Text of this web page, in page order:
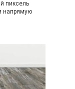
пиксель
напрямую